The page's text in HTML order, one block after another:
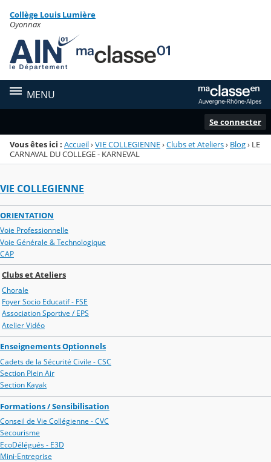
Menu de la rubrique
Contenu
Collège Louis Lumière
Oyonnax
MENU
Se connecter
Vous êtes ici : Accueil›VIE COLLEGIENNE›Clubs et Ateliers› Blog› LE
CARNAVAL DU COLLEGE - KARNEVAL
VIE COLLEGIENNE
ORIENTATION
Voie Professionnelle
Voie Générale & Technologique
CAP
Clubs et Ateliers
Chorale
Foyer Socio Educatif - FSE
Association Sportive / EPS
Atelier Vidéo
Enseignements Optionnels
Cadets de la Sécurité Civile - CSC
Section Plein Air
Section Kayak
Formations / Sensibilisation
Conseil de Vie Collégienne - CVC
Secourisme
EcoDélégués - E3D
Mini-Entreprise